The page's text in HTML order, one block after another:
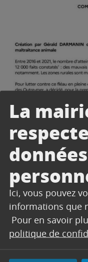
La
données
Ici, vous pouvez
informations que
Pour en savoir
politique de
Hausse de
animaux
Article paru